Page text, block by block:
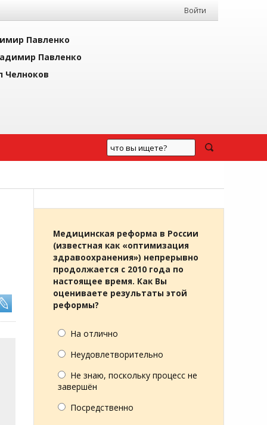
Войти
Павленко
Павленко
Челноков
Медицинская реформа в России
(известная как «оптимизация
здравоохранения») непрерывно
продолжается с 2010 года по
настоящее время. Как Вы
оцениваете результаты этой
реформы?
На отлично
Неудовлетворительно
Не знаю, поскольку процесс не
завершён
Посредственно